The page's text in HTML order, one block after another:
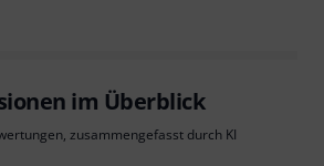
im Überblick
zusammengefasst durch KI